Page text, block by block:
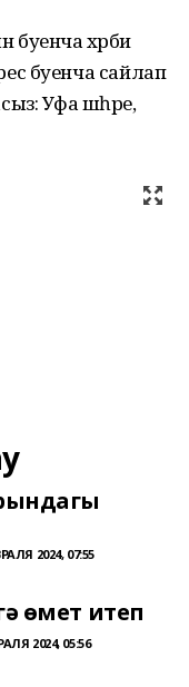
буенча хәрби
буенча сайлап
Уфа шәһәре,
2024, 07:55
өмет итеп
2024, 05:56